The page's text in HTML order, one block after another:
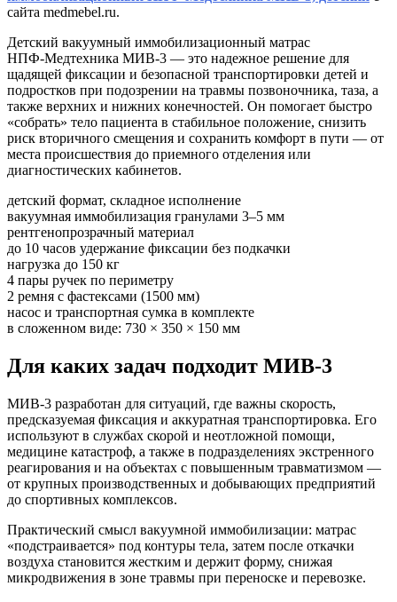
сайта medmebel.ru.
Детский вакуумный иммобилизационный матрас
НПФ‑Медтехника МИВ‑3 — это надежное решение для
щадящей фиксации и безопасной транспортировки детей и
подростков при подозрении на травмы позвоночника, таза, а
также верхних и нижних конечностей. Он помогает быстро
«собрать» тело пациента в стабильное положение, снизить
риск вторичного смещения и сохранить комфорт в пути — от
места происшествия до приемного отделения или
диагностических кабинетов.
детский формат, складное исполнение
вакуумная иммобилизация гранулами 3–5 мм
рентгенопрозрачный материал
до 10 часов удержание фиксации без подкачки
нагрузка до 150 кг
4 пары ручек по периметру
2 ремня с фастексами (1500 мм)
насос и транспортная сумка в комплекте
в сложенном виде: 730 × 350 × 150 мм
Для каких задач подходит МИВ‑3
МИВ‑3 разработан для ситуаций, где важны скорость,
предсказуемая фиксация и аккуратная транспортировка. Его
используют в службах скорой и неотложной помощи,
медицине катастроф, а также в подразделениях экстренного
реагирования и на объектах с повышенным травматизмом —
от крупных производственных и добывающих предприятий
до спортивных комплексов.
Практический смысл вакуумной иммобилизации: матрас
«подстраивается» под контуры тела, затем после откачки
воздуха становится жестким и держит форму, снижая
микродвижения в зоне травмы при переноске и перевозке.